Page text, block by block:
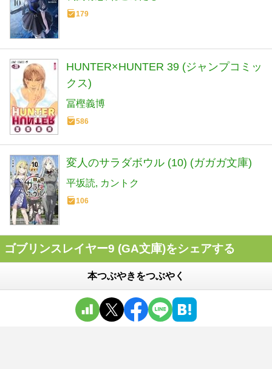
179
HUNTER×HUNTER 39 (ジャンプコミッ
クス)
冨樫義博
586
変人のサラダボウル (10) (ガガガ文庫)
平坂読 カントク
106
ゴブリンスレイヤー9 (GA文庫)をシェアする
本つぶやきをつぶやく